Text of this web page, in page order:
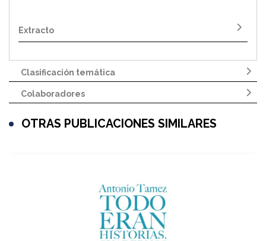
Extracto
Clasificación temática
Colaboradores
OTRAS PUBLICACIONES SIMILARES